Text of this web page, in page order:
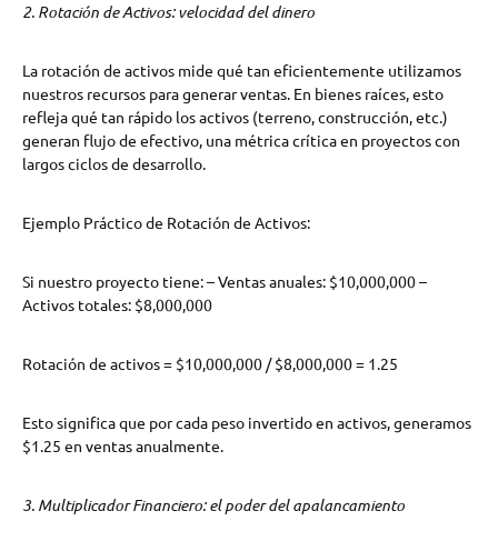
2. Rotación de Activos: velocidad del dinero
La rotación de activos mide qué tan eficientemente utilizamos
nuestros recursos para generar ventas. En bienes raíces, esto
refleja qué tan rápido los activos (terreno, construcción, etc.)
generan flujo de efectivo, una métrica crítica en proyectos con
largos ciclos de desarrollo.
Ejemplo Práctico de Rotación de Activos:
Si nuestro proyecto tiene: – Ventas anuales: $10,000,000 –
Activos totales: $8,000,000
Rotación de activos = $10,000,000 / $8,000,000 = 1.25
Esto significa que por cada peso invertido en activos, generamos
$1.25 en ventas anualmente.
3. Multiplicador Financiero: el poder del apalancamiento